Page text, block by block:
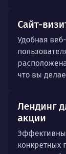
Сайт-
Удобная
что вы
Лендинг
акции
конкретных